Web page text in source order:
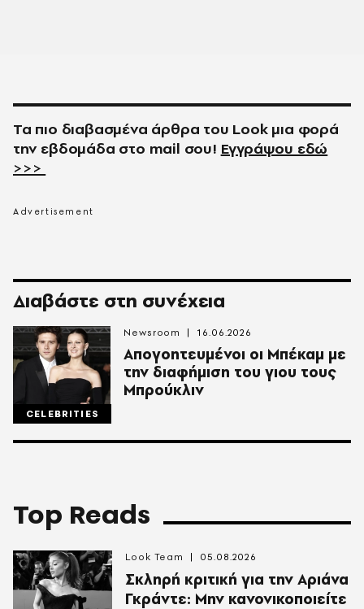
Τα πιο διαβασμένα άρθρα του Look μια φορά
την εβδομάδα στο mail σου! Εγγράψου εδώ
>>>
Διαβάστε στη συνέχεια
CELEBRITIES
Απογοητευμένοι οι Μπέκαμ με
την διαφήμιση του γιου τους
Μπρούκλιν
Newsroom 16.06.2026
Top Reads
Σκληρή κριτική για την Αριάνα
Γκράντε: Μην κανονικοποιείτε
Look Team 05.08.2026